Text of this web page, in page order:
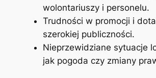
wolontariuszy i personelu.
Trudności w promocji i
szerokiej publiczności.
Nieprzewidziane sytuacje
jak pogoda czy zmiany